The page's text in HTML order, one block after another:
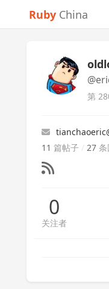
Ruby China
第
11 篇帖子 / 27
0
关注者